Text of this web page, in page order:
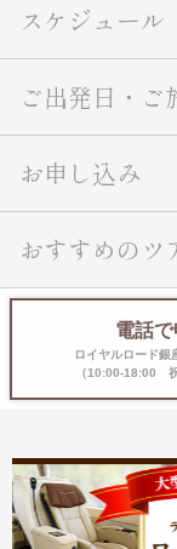
1度
クル
専任
ラ・
航空）
スケジュール
ご出発日・ご
お申し込み
おすすめのツ
電話
ロイヤルロード銀
（10:00-18:00